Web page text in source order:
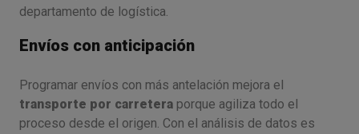
departamento de logística.
Envíos con anticipación
Programar envíos con más antelación mejora el
transporte por carretera porque agiliza todo el
proceso desde el origen. Con el análisis de datos es